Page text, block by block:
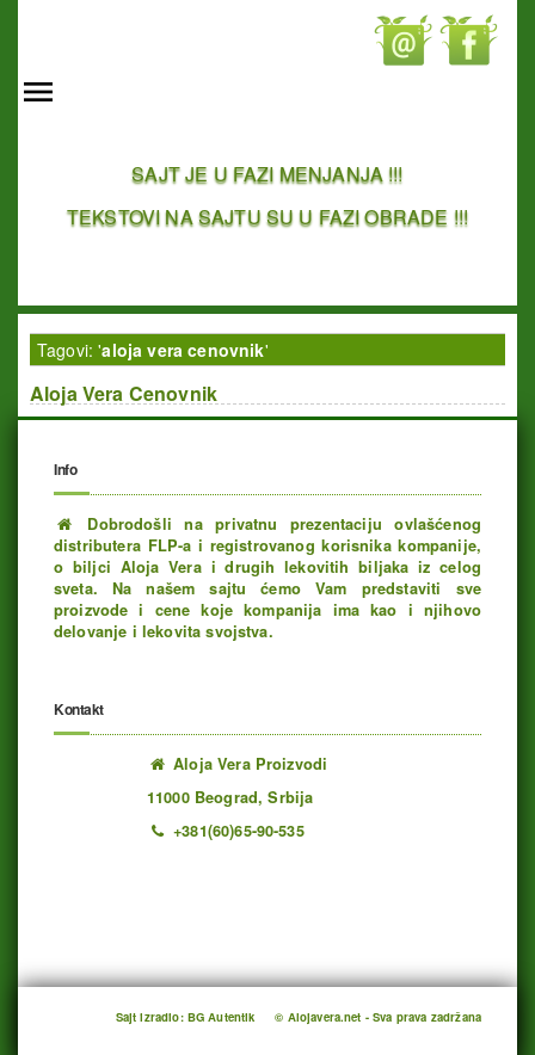
SAJT JE U FAZI MENJANJA !!!
TEKSTOVI NA SAJTU SU U FAZI OBRADE !!!
Tagovi: 'aloja vera cenovnik'
Aloja Vera Cenovnik
Info
Dobrodošli na privatnu prezentaciju ovlašćenog
distributera FLP-a i registrovanog korisnika kompanije,
o biljci Aloja Vera i drugih lekovitih biljaka iz celog
sveta. Na našem sajtu ćemo Vam predstaviti sve
proizvode i cene koje kompanija ima kao i njihovo
delovanje i lekovita svojstva.
Kontakt
Aloja Vera Proizvodi
11000 Beograd, Srbija
+381(60)65-90-535
Sajt izradio: BG Autentik © Alojavera.net - Sva prava zadržana